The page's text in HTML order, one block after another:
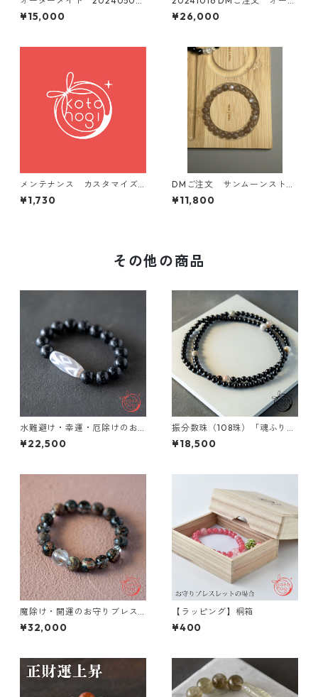
カイヤナイト ブレスレット
¥15,000
ーメイド インカローズ ブ
ルームーンストーン他
¥26,000
メンテナンス カスタマイズ
用 ブレスレットのお直し
¥1,730
DMご注文 サンムーンストー
ン オーダーメイドブレスレ
ット
¥11,800
その他の商品
水難避け・幸運・厄除けのお
守りブレスレット「祝り」 常
願寺石 金剛虎牙天珠
¥22,500
振分数珠（108珠）「魂ふり」
黒檀 ホワイトガーデンクォー
ツ パワーストーン
¥18,500
魔除け・開運のお守りブレス
レット「祝り」 ガーネット＆
デンドリティッククォーツ ブ
ー
¥32,000
【ラッピング】桐箱
¥400